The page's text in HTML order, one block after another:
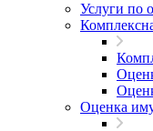
Услуги по
Оценка